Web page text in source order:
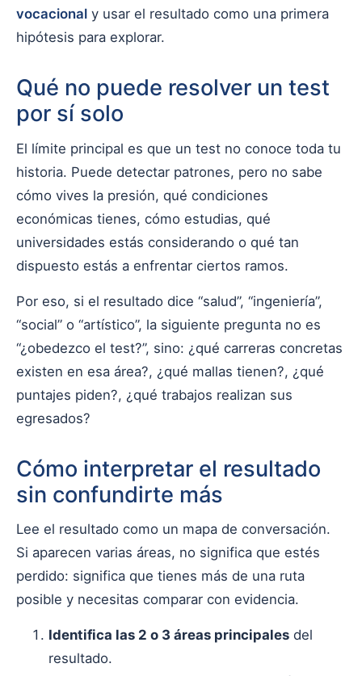
vocacional y usar el resultado como una primera
hipótesis para explorar.
Qué no puede resolver un test
por sí solo
El límite principal es que un test no conoce toda tu
historia. Puede detectar patrones, pero no sabe
cómo vives la presión, qué condiciones
económicas tienes, cómo estudias, qué
universidades estás considerando o qué tan
dispuesto estás a enfrentar ciertos ramos.
Por eso, si el resultado dice “salud”, “ingeniería”,
“social” o “artístico”, la siguiente pregunta no es
“¿obedezco el test?”, sino: ¿qué carreras concretas
existen en esa área?, ¿qué mallas tienen?, ¿qué
puntajes piden?, ¿qué trabajos realizan sus
egresados?
Cómo interpretar el resultado
sin confundirte más
Lee el resultado como un mapa de conversación.
Si aparecen varias áreas, no significa que estés
perdido: significa que tienes más de una ruta
posible y necesitas comparar con evidencia.
Identifica las 2 o 3 áreas principales del
resultado.